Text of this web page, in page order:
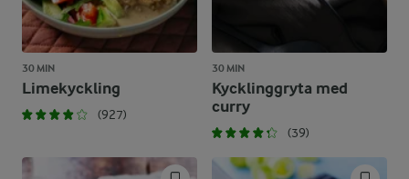
30 MIN
Limekyckling
(927)
30 MIN
Kycklinggryta med
curry
(39)